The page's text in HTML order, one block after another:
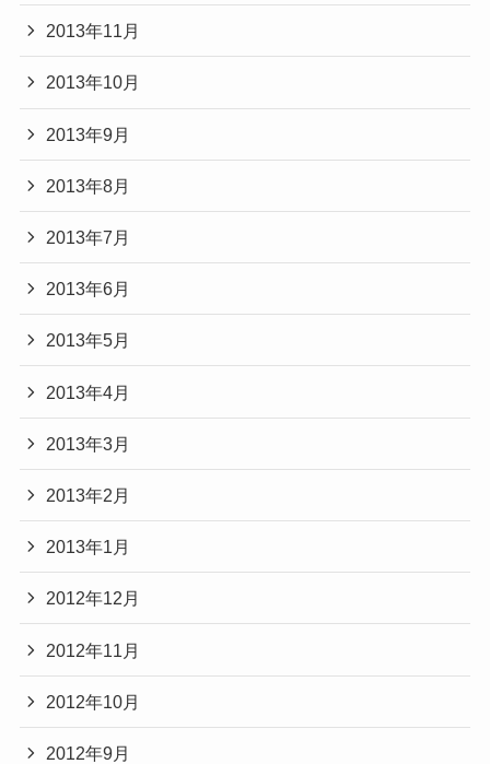
2013年11月
2013年10月
2013年9月
2013年8月
2013年7月
2013年6月
2013年5月
2013年4月
2013年3月
2013年2月
2013年1月
2012年12月
2012年11月
2012年10月
2012年9月